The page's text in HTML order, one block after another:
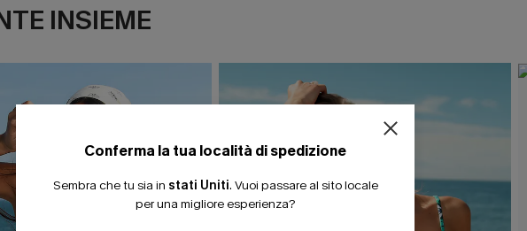
INSIEME
Conferma la tua località di spedizione
Sembra che tu sia in stati Uniti. Vuoi passare al sito locale
per una migliore esperienza?
15% DI SCONTO SENZA MINIMO
20% DI SCONTO SU 2 O PIÙ